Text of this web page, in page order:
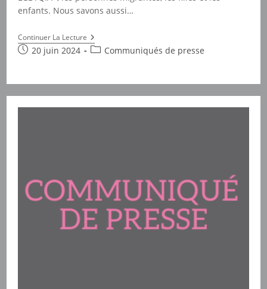
enfants. Nous savons aussi…
Continuer La Lecture#alertesfeministes
Le
23
Publication
20 juin 2024
PostCommuniqués de presse